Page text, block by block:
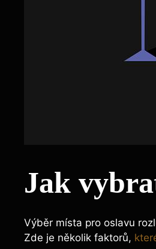
Jak
Výběr místa pro oslavu
Zde je několik faktorů,